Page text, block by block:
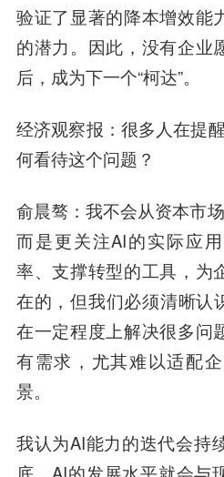
验证了显著的降本增效能
的潜力。因此，没有企业
后，成为下一个“柯达”。
经济观察报 ：很多人在提
何看待这个问题？
俞晨骜 ：我不会从资本市
而是更关注AI的实际应
率、支撑转型的工具，为
在的，但我们必须清晰认
在一定程度上解决很多问
有需求，尤其难以适配
景。
我认为AI能力的迭代会持